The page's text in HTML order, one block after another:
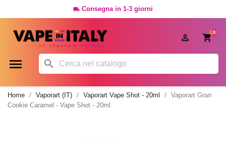
 Consegna in 1-3 giorni
0

 
Home Vaporart (IT) Vaporart Vape Shot - 20ml
Vaporart Gran
Cookie Caramel - Vape Shot - 20ml